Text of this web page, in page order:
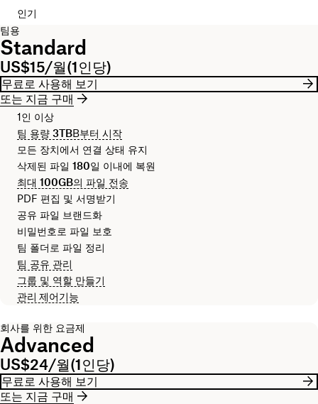
인기
팀용
Standard
US$15/월(1인당)
무료로 사용해 보기
또는 지금 구매
1인 이상
팀 용량 3TBB부터 시작
모든 장치에서 연결 상태 유지
삭제된 파일 180일 이내에 복원
최대 100GB의 파일 전송
PDF 편집 및 서명받기
공유 파일 브랜드화
비밀번호로 파일 보호
팀 폴더로 파일 정리
팀 공유 관리
그룹 및 역할 만들기
관리 제어기능
회사를 위한 요금제
Advanced
US$24/월(1인당)
무료로 사용해 보기
또는 지금 구매